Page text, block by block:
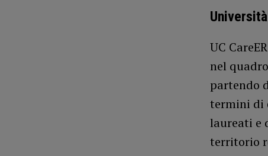
UC
nel
partendo
termini di
laureati e
territorio